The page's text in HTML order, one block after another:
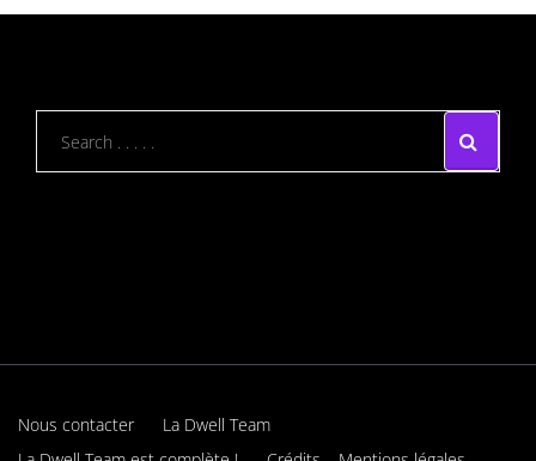
Nous contacter
La Dwell Team